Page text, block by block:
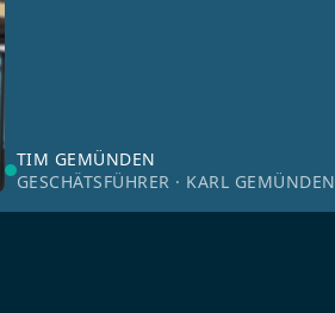
TIM GEMÜNDEN
GESCHÄTSFÜHRER · KARL GEMÜNDEN